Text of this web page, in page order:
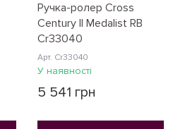
Ручка-ролер Cross
Century II Medalist RB
Cr33040
Арт. Cr33040
У наявності
5 541 грн